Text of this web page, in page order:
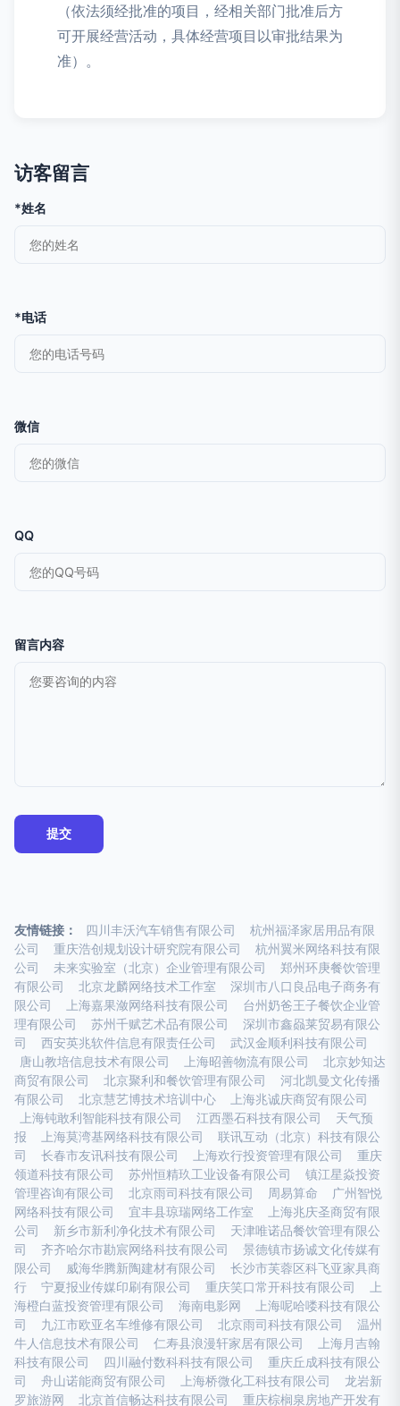
（依法须经批准的项目，经相关部门批准后方
可开展经营活动，具体经营项目以审批结果为
准）。
访客留言
*姓名
*电话
微信
QQ
留言内容
友情链接： 四川丰沃汽车销售有限公司
杭州福泽家居用品有限
公司
重庆浩创规划设计研究院有限公司
杭州翼米网络科技有限
公司
未来实验室（北京）企业管理有限公司
郑州环庚餐饮管理
有限公司
北京龙麟网络技术工作室
深圳市八口良品电子商务有
限公司
上海嘉果潋网络科技有限公司
台州奶爸王子餐饮企业管
理有限公司
苏州千赋艺术品有限公司
深圳市鑫赑莱贸易有限公
司
西安英兆软件信息有限责任公司
武汉金顺利科技有限公司
唐山教培信息技术有限公司
上海昭善物流有限公司
北京妙知达
商贸有限公司
北京聚利和餐饮管理有限公司
河北凯曼文化传播
有限公司
北京慧艺博技术培训中心
上海兆诚庆商贸有限公司
上海钝敢利智能科技有限公司
江西墨石科技有限公司
天气预
报
上海莫湾基网络科技有限公司
联讯互动（北京）科技有限公
司
长春市友讯科技有限公司 上海欢行投资管理有限公司
重庆
领道科技有限公司
苏州恒精玖工业设备有限公司
镇江星焱投资
管理咨询有限公司
北京雨司科技有限公司 周易算命
广州智悦
网络科技有限公司
宜丰县琼瑞网络工作室
上海兆庆圣商贸有限
公司
新乡市新利净化技术有限公司
天津唯诺品餐饮管理有限公
司
齐齐哈尔市勘宸网络科技有限公司
景德镇市扬诚文化传媒有
限公司
威海华腾新陶建材有限公司
长沙市芙蓉区科飞亚家具商
行
宁夏报业传媒印刷有限公司 重庆笑口常开科技有限公司
上
海橙白蓝投资管理有限公司
海南电影网
上海呢哈喽科技有限公
司
九江市欧亚名车维修有限公司 北京雨司科技有限公司
温州
牛人信息技术有限公司
仁寿县浪漫轩家居有限公司
上海月吉翰
科技有限公司
四川融付数科科技有限公司
重庆丘成科技有限公
司
舟山诺能商贸有限公司 上海桥微化工科技有限公司
龙岩新
罗旅游网
北京首信畅达科技有限公司 重庆棕榈泉房地产开发有